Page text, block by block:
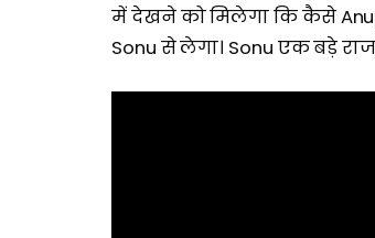
में देखने को मिलेगा कि कैसे
Sonu से लेगा। Sonu एक बड़े